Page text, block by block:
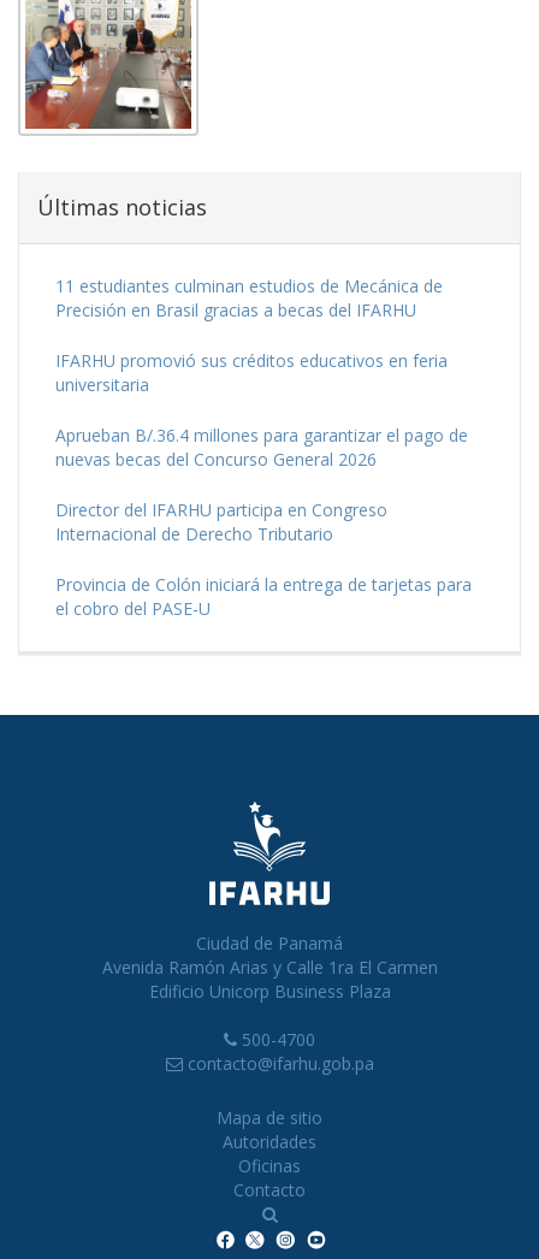
Últimas noticias
11 estudiantes culminan estudios de Mecánica de
Precisión en Brasil gracias a becas del IFARHU
IFARHU promovió sus créditos educativos en feria
universitaria
Aprueban B/.36.4 millones para garantizar el pago de
nuevas becas del Concurso General 2026
Director del IFARHU participa en Congreso
Internacional de Derecho Tributario
Provincia de Colón iniciará la entrega de tarjetas para
el cobro del PASE-U
Ciudad de Panamá
Avenida Ramón Arias y Calle 1ra El Carmen
Edificio Unicorp Business Plaza
500-4700
contacto@ifarhu.gob.pa
Mapa de sitio
Autoridades
Oficinas
Contacto